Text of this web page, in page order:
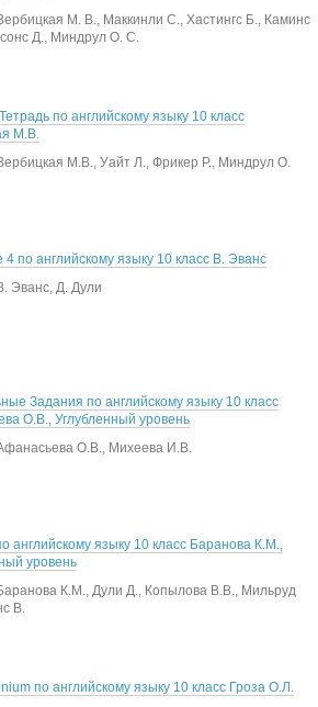
М. В., Маккинли С., Хастингс Б., Каминс
Д., Миндрул О. С.
по английскому языку 10 класс
М.В.
М.В., Уайт Л., Фрикер Р., Миндрул О.
4 по английскому языку 10 класс В. Эванс
Эванс, Д. Дули
Задания по английскому языку 10 класс
О.В., Углубленный уровень
О.В., Михеева И.В.
английскому языку 10 класс Баранова К.М.,
уровень
К.М., Дули Д., Копылова В.В., Мильруд
В.
по английскому языку 10 класс Гроза О.Л.